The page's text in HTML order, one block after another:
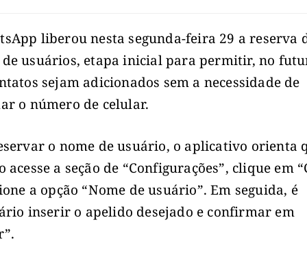
liberou nesta segunda-feira 29 a reserva
de usuários, etapa inicial para permitir, no
sejam adicionados sem a necessidade de
o número de celular.
o nome de usuário, o aplicativo orienta
acesse a seção de “Configurações”, clique em
a opção “Nome de usuário”. Em seguida, é
inserir o apelido desejado e confirmar em